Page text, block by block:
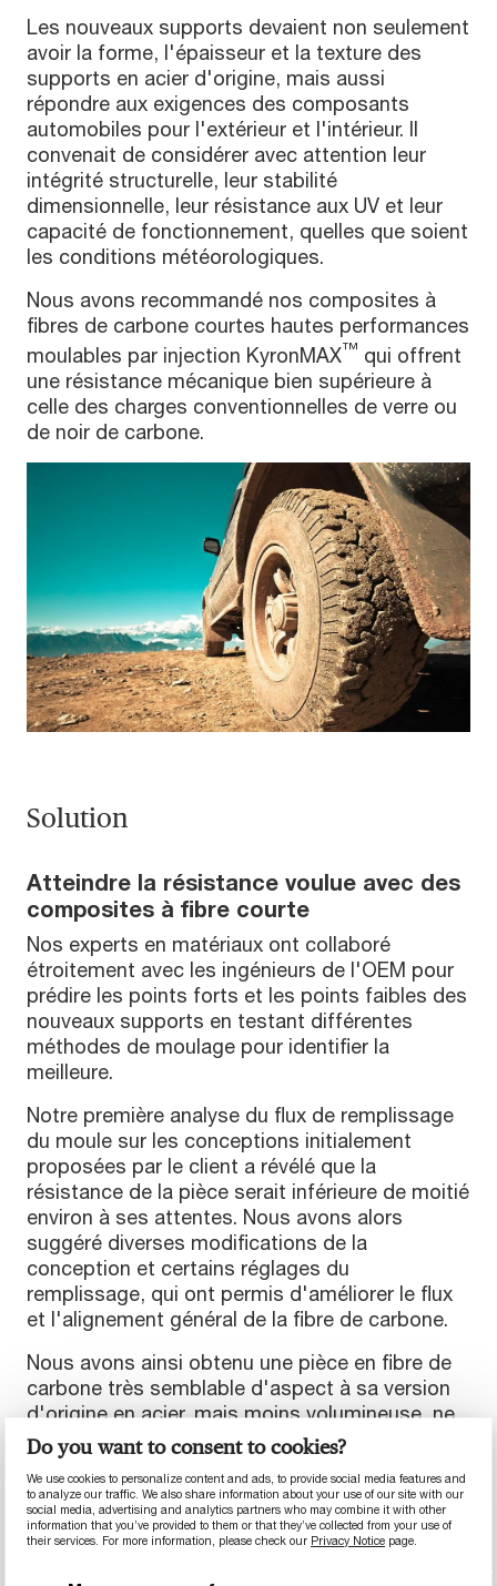
Do you want to consent to cookies?
We use cookies to personalize content and ads, to provide social media features and
to analyze our traffic. We also share information about your use of our site with our
social media, advertising and analytics partners who may combine it with other
information that you’ve provided to them or that they’ve collected from your use of
their services. For more information, please check our Privacy Notice page.
Les nouveaux supports devaient non seulement
avoir la forme, l'épaisseur et la texture des
supports en acier d'origine, mais aussi
répondre aux exigences des composants
automobiles pour l'extérieur et l'intérieur. Il
convenait de considérer avec attention leur
intégrité structurelle, leur stabilité
dimensionnelle, leur résistance aux UV et leur
capacité de fonctionnement, quelles que soient
les conditions météorologiques.
Nous avons recommandé nos composites à
fibres de carbone courtes hautes performances
moulables par injection KyronMAX™ qui offrent
une résistance mécanique bien supérieure à
celle des charges conventionnelles de verre ou
de noir de carbone.
Solution
Atteindre la résistance voulue avec des
composites à fibre courte
Nos experts en matériaux ont collaboré
étroitement avec les ingénieurs de l'OEM pour
prédire les points forts et les points faibles des
nouveaux supports en testant différentes
méthodes de moulage pour identifier la
meilleure.
Notre première analyse du flux de remplissage
du moule sur les conceptions initialement
proposées par le client a révélé que la
résistance de la pièce serait inférieure de moitié
environ à ses attentes. Nous avons alors
suggéré diverses modifications de la
conception et certains réglages du
remplissage, qui ont permis d'améliorer le flux
et l'alignement général de la fibre de carbone.
Nous avons ainsi obtenu une pièce en fibre de
carbone très semblable d'aspect à sa version
d'origine en acier, mais moins volumineuse, ne
nécessitant pas de nervures de renfort
supplémentaires et répondant aux exigences
de l'OEM en termes de sécurité et de
résistance.